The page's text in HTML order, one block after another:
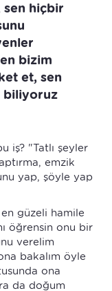
hiçbir
bizim
et, sen
biliyoruz
iş? "Tatlı şeyler
emzik
yap, şöyle yap
güzeli hamile
öğrensin onu bir
verelim
bakalım öyle
ona
da doğum